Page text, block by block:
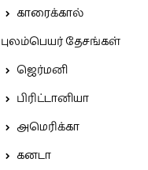
காரைக்கால்
புலம்பெயர் தேசங்கள்
ஜெர்மனி
பிரிட்டானியா
அமெரிக்கா
கனடா